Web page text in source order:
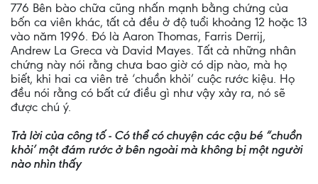
776 Bên bào chữa cũng nhấn mạnh bằng chứng của
bốn ca viên khác, tất cả đều ở độ tuổi khoảng 12 hoặc 13
vào năm 1996. Đó là Aaron Thomas, Farris Derrij,
Andrew La Greca và David Mayes. Tất cả những nhân
chứng này nói rằng chưa bao giờ có dịp nào, mà họ
biết, khi hai ca viên trẻ ‘chuồn khỏi’ cuộc rước kiệu. Họ
đều nói rằng có bất cứ điều gì như vậy xảy ra, nó sẽ
được chú ý.
Trả lời của công tố - Có thể có chuyện các cậu bé “chuồn
khỏi’ một đám rước ở bên ngoài mà không bị một người
nào nhìn thấy